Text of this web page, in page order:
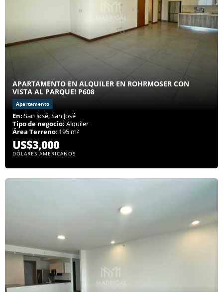
APARTAMENTO EN ALQUILER EN ROHRMOSER CON
VISTA AL PARQUE! P608
Apartamento
En: San José, San José
Tipo de negocio: Alquiler
Área Terreno: 195 m²
US$3,000
DÓLARES AMERICANOS